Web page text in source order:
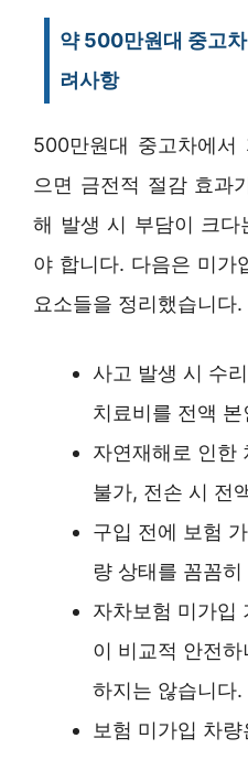
약 500만원대 중고
려사항
500만원대 중고차에서
으면 금전적 절감 효과
해 발생 시 부담이 크다
야 합니다. 다음은 미가
요소들을 정리했습니다.
사고 발생 시 수
치료비를 전액
자연재해로 인한
불가, 전손 시 전
구입 전에 보험
량 상태를 꼼꼼
자차보험 미가입
이 비교적 안전
하지는 않습니다.
보험 미가입 차